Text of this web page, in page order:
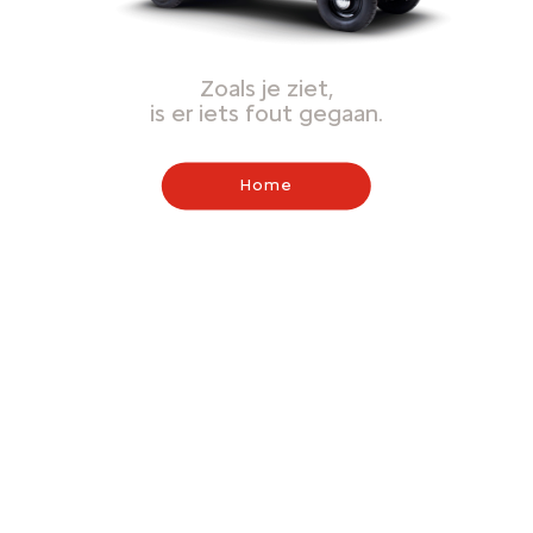
Zoals je ziet,
is er iets fout gegaan.
Home